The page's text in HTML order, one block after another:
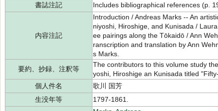
書誌注記
Includes bibliographical references (p.
内容注記
Introduction / Andreas Marks -- An
niyoshi, Hiroshige, and Kunisada /
ee pairings along the Tōkaidō / Ann
ranscription and translation by Ann
s Marks.
要約、抄録、注釈等
The contributors to this volume study
yoshi, Hiroshige an Kunisada titled
個人件名
歌川 国芳
生没年等
1797-1861.